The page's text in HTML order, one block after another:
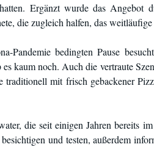
Ergänzt wurde das Angebot
die zugleich halfen, das
Pandemie bedingten Pause
kaum noch. Auch die vertraute
traditionell mit frisch gebackener
die seit einigen Jahren bereits
und testen, außerdem